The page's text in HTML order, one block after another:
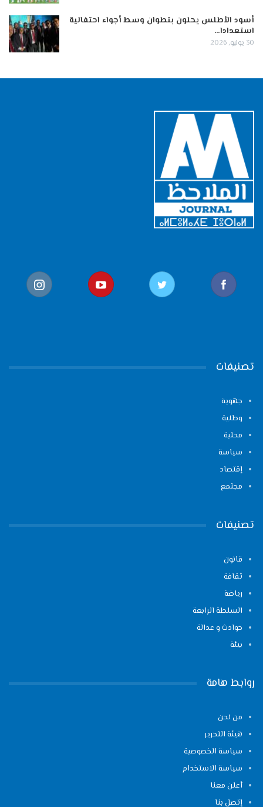
أسود الأطلس يحلون بتطوان وسط أجواء احتفالية
استعدادا…
30 يوليو, 2026
تصنيفات
جهوية
وطنية
محلية
سياسة
إقتصاد
مجتمع
تصنيفات
قانون
ثقافة
رياضة
السلطة الرابعة
حوادث و عدالة
بيئة
روابط هامة
من نحن
هيئة التحرير
سياسة الخصوصية
سياسة الاستخدام
أعلن معنا
إتصل بنا